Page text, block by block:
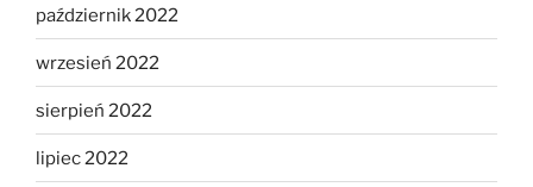
październik 2022
wrzesień 2022
sierpień 2022
lipiec 2022